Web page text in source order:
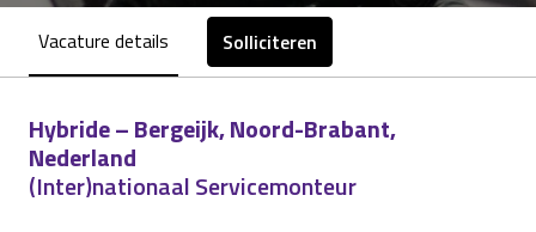
Vacature details Solliciteren
Hybride – Bergeijk, Noord-Brabant,
Nederland
(Inter)nationaal Servicemonteur